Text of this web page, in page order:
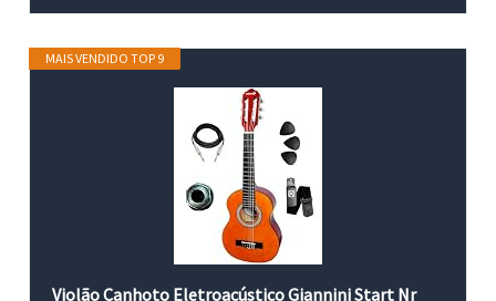
MAIS VENDIDO TOP 9
Violão Canhoto Eletroacústico Giannini Start Nr